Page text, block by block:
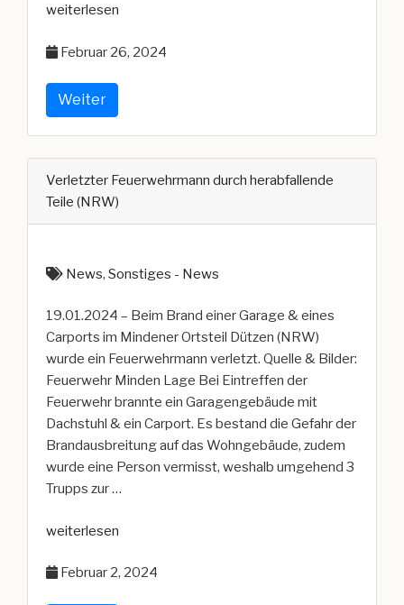
„Hinweis
Chemieumstellung
weiterlesen
Februar 26, 2024
Weiter
Verletzter Feuerwehrmann durch herabfallende
Teile (NRW)
News, Sonstiges - News
19.01.2024 – Beim Brand einer Garage & eines
Carports im Mindener Ortsteil Dützen (NRW)
wurde ein Feuerwehrmann verletzt. Quelle & Bilder:
Feuerwehr Minden Lage Bei Eintreffen der
Feuerwehr brannte ein Garagengebäude mit
Dachstuhl & ein Carport. Es bestand die Gefahr der
Brandausbreitung auf das Wohngebäude, zudem
wurde eine Person vermisst, weshalb umgehend 3
Trupps zur …
„Verletzter
durch
weiterlesen
Februar 2, 2024